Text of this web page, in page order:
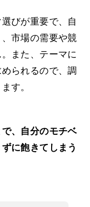
びが重要で、自
市場の需要や競
また、テーマに
られるので、調
す。
、自分のモチベ
に飽きてしまう